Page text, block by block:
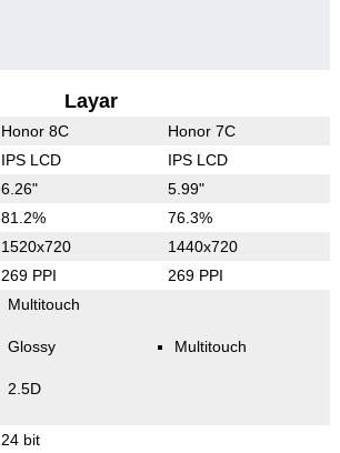
Layar
Honor 8C Honor 7C
IPS LCD IPS LCD
6.26" 5.99"
81.2% 76.3%
1520x720 1440x720
269 PPI 269 PPI
Multitouch
Glossy
2.5D
Multitouch
24 bit